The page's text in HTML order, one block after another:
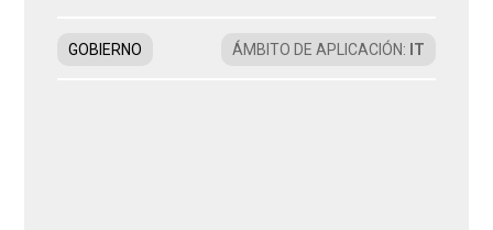
GOBIERNO ÁMBITO DE APLICACIÓN: IT